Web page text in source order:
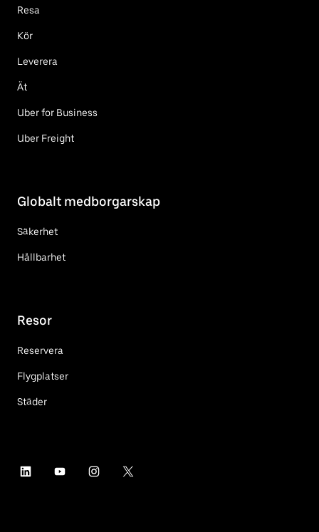
Resa
Kör
Leverera
Ät
Uber for Business
Uber Freight
Globalt medborgarskap
Säkerhet
Hållbarhet
Resor
Reservera
Flygplatser
Städer